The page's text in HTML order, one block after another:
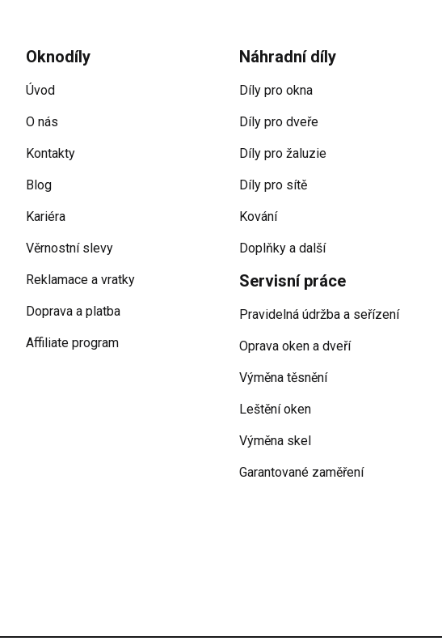
Zápatí
Oknodíly
Úvod
O nás
Kontakty
Blog
Kariéra
Věrnostní slevy
Reklamace a vratky
Doprava a platba
Affiliate program
Náhradní díly
Díly pro okna
Díly pro dveře
Díly pro žaluzie
Díly pro sítě
Kování
Doplňky a další
Servisní práce
Pravidelná údržba a seřízení
Oprava oken a dveří
Výměna těsnění
Leštění oken
Výměna skel
Garantované zaměření